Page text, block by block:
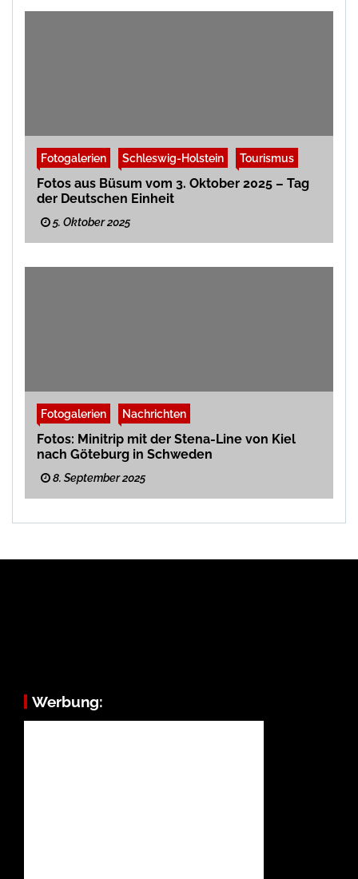
Fotogalerien Schleswig-Holstein Tourismus
Fotos aus Büsum vom 3. Oktober 2025 – Tag
der Deutschen Einheit
5. Oktober 2025
Fotogalerien Nachrichten
Fotos: Minitrip mit der Stena-Line von Kiel
nach Göteburg in Schweden
8. September 2025
Werbung: